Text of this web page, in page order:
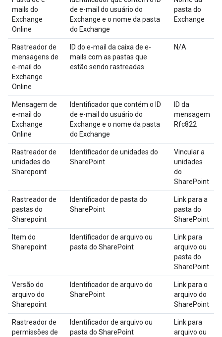
mails do
Exchange
Online
de e-mail do usuário do
Exchange e o nome da pasta
do Exchange
pasta do
Exchange
Rastreador de
mensagens de
e-mail do
Exchange
Online
ID do e-mail da caixa de e-
mails com as pastas que
estão sendo rastreadas
N/A
Mensagem de
e-mail do
Exchange
Online
Identificador que contém o ID
de e-mail do usuário do
Exchange e o nome da pasta
do Exchange
ID da
mensagem
Rfc822
Rastreador de
unidades do
Sharepoint
Identificador de unidades do
SharePoint
Vincular a
unidades
do
SharePoint
Rastreador de
pastas do
Sharepoint
Identificador de pasta do
SharePoint
Link para a
pasta do
SharePoint
Item do
Sharepoint
Identificador de arquivo ou
pasta do SharePoint
Link para
arquivo ou
pasta do
SharePoint
Versão do
arquivo do
Sharepoint
Identificador de arquivo do
SharePoint
Link para o
arquivo do
SharePoint
Rastreador de
permissões de
Identificador de arquivo ou
pasta do SharePoint
Link para
arquivo ou